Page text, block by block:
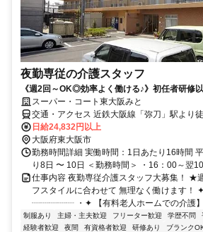
夜勤専従の介護スタッフ
《週2回～OK◎効率よく働ける♪》初任者研修以
スーパー・コート東大阪みと
交通・アクセス 近鉄大阪線「弥刀」駅より
日給24,832円以上
大阪府東大阪市
勤務時間詳細 実働時間：1日あたり16時間
り8日 〜 10日 ＜勤務時間＞ ・16：00～翌
仕事内容 夜勤専従介護スタッフ大募集！ ★
フスタイルに合わせて 無理なく働けま
┈┈┈┈┈ ・✦ 【有料老人ホームでの介護】
制服あり 主婦・主夫歓迎 フリーター歓迎 学歴不問
経験者歓迎
夜間 有資格者歓迎 研修あり ブランク